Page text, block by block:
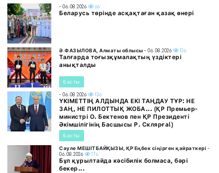
- 06.08.2026 66
Беларусь төрінде асқақтаған қазақ өнері
Ә.ФАЗЫЛОВА, Алматы облысы - 06.08.2026 126
Талғарда тоғызқұмалақтың үздіктері
анықталды
Басты
- 06.08.2026 136
ҮКІМЕТТІҢ АЛДЫНДА ЕКІ ТАҢДАУ ТҰР: НЕ
ЗАҢ, НЕ ПИЛОТТЫҚ ЖОБА... (ҚР Премьер-
министрі О. Бектенов пен ҚР Президенті
Әкімшілігінің Басшысы Р. Склярға!)
Басты
Сәуле МЕШІТБАЙҚЫЗЫ, ҚР Еңбек сіңірген қайраткері -
06.08.2026
176
Бұл құрылтайда кәсібилік болмаса, бәрі
бекер...